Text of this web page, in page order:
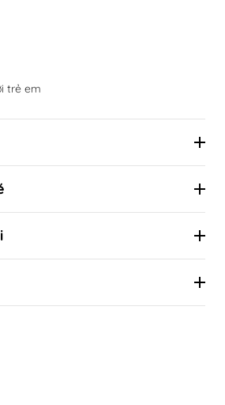
trẻ em
theo cột mốc phát triển
khoa học
về sự phát triển của trẻ